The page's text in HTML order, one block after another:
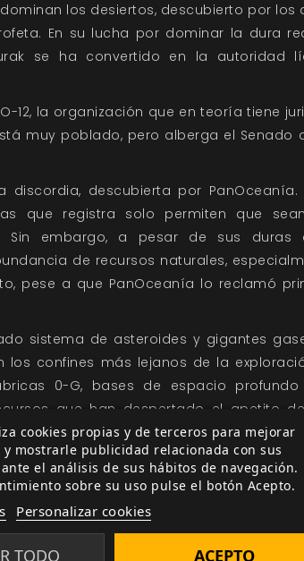
los desiertos, descubierto por los
En su lucha por dominar la dura
se ha convertido en la autoridad
12, la organización que en teoría tiene
muy poblado, pero alberga el Senado
discordia, descubierta por
que registra solo permiten que
Sin embargo, a pesar de sus duras
de recursos naturales,
pese a que PanOceanía lo reclamó
sistema de asteroides y gigantes
los confines más lejanos de la
0-G, bases de espacio
que han despertado el apetito
Paradiso fue descubierto, las
convirtió en un detonante de las
de cicatrizar cuando fue invadido por
campo de batalla y en el
cookies propias y de terceros para mejorar
mostrarle publicidad relacionada con sus
el análisis de sus hábitos de navegación.
sobre su uso pulse el botón Acepto.
Personalizar cookies
TODO ACEPTO